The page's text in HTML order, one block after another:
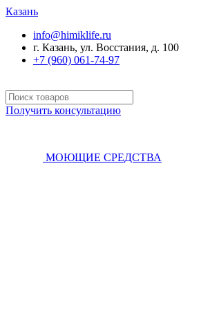
Казань
info@himiklife.ru
г. Казань, ул. Восстания, д. 100
+7 (960) 061-74-97
Получить консультацию
МОЮЩИЕ СРЕДСТВА